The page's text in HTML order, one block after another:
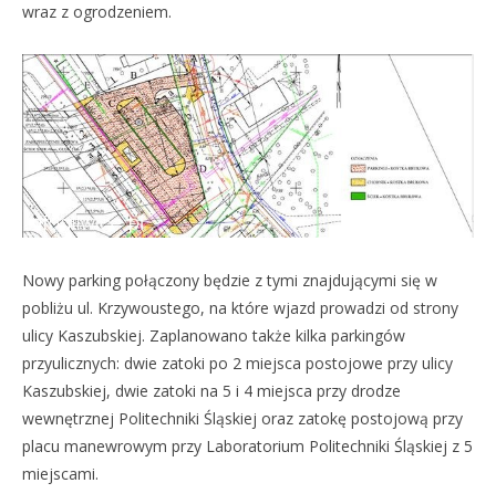
wraz z ogrodzeniem.
Nowy parking połączony będzie z tymi znajdującymi się w
pobliżu ul. Krzywoustego, na które wjazd prowadzi od strony
ulicy Kaszubskiej. Zaplanowano także kilka parkingów
przyulicznych: dwie zatoki po 2 miejsca postojowe przy ulicy
Kaszubskiej, dwie zatoki na 5 i 4 miejsca przy drodze
wewnętrznej Politechniki Śląskiej oraz zatokę postojową przy
placu manewrowym przy Laboratorium Politechniki Śląskiej z 5
miejscami.